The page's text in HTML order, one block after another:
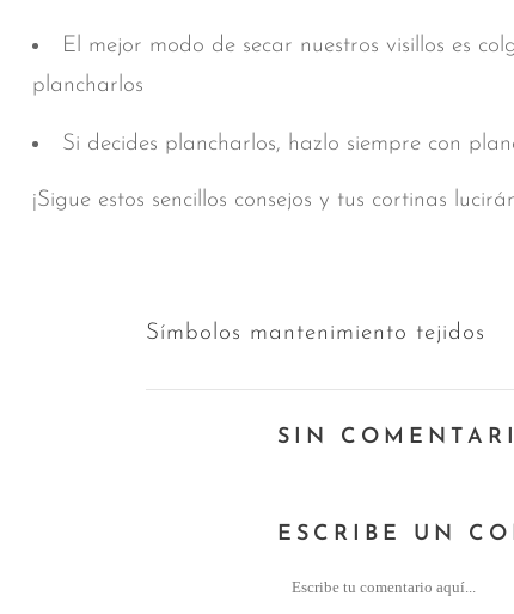
El mejor modo de secar nuestros visillos es
plancharlos
Si decides plancharlos, hazlo siempre con
¡Sigue estos sencillos consejos y tus cortinas
Símbolos mantenimiento tejidos
SIN
ESCRIBE UN